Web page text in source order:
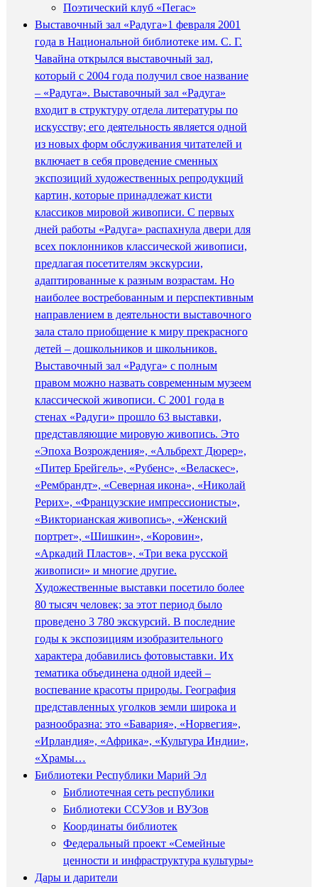
Поэтический клуб «Пегас»
Выставочный зал «Радуга»1 февраля 2001
года в Национальной библиотеке им. С. Г.
Чавайна открылся выставочный зал,
который с 2004 года получил свое название
– «Радуга». Выставочный зал «Радуга»
входит в структуру отдела литературы по
искусству; его деятельность является одной
из новых форм обслуживания читателей и
включает в себя проведение сменных
экспозиций художественных репродукций
картин, которые принадлежат кисти
классиков мировой живописи. С первых
дней работы «Радуга» распахнула двери для
всех поклонников классической живописи,
предлагая посетителям экскурсии,
адаптированные к разным возрастам. Но
наиболее востребованным и перспективным
направлением в деятельности выставочного
зала стало приобщение к миру прекрасного
детей – дошкольников и школьников.
Выставочный зал «Радуга» с полным
правом можно назвать современным музеем
классической живописи. С 2001 года в
стенах «Радуги» прошло 63 выставки,
представляющие мировую живопись. Это
«Эпоха Возрождения», «Альбрехт Дюрер»,
«Питер Брейгель», «Рубенс», «Веласкес»,
«Рембрандт», «Северная икона», «Николай
Рерих», «Французские импрессионисты»,
«Викторианская живопись», «Женский
портрет», «Шишкин», «Коровин»,
«Аркадий Пластов», «Три века русской
живописи» и многие другие.
Художественные выставки посетило более
80 тысяч человек; за этот период было
проведено 3 780 экскурсий. В последние
годы к экспозициям изобразительного
характера добавились фотовыставки. Их
тематика объединена одной идеей –
воспевание красоты природы. География
представленных уголков земли широка и
разнообразна: это «Бавария», «Норвегия»,
«Ирландия», «Африка», «Культура Индии»,
«Храмы…
Библиотеки Республики Марий Эл
Библиотечная сеть республики
Библиотеки ССУЗов и ВУЗов
Координаты библиотек
Федеральный проект «Семейные
ценности и инфраструктура культуры»
Дары и дарители